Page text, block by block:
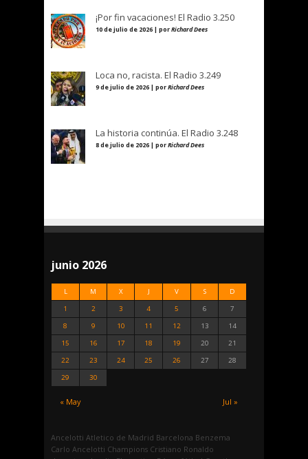
¡Por fin vacaciones! El Radio 3.250
10 de julio de 2026 | porRichard Dees
Loca no, racista. El Radio 3.249
9 de julio de 2026 | porRichard Dees
La historia continúa. El Radio 3.248
8 de julio de 2026 | porRichard Dees
junio 2026
L M X J V S D
« May Jul »
1 2 3 4 5 6
7
8
9 10 11 12 13
14
15
16 17 18 19 20
21
22
23 24 25 26 27
28
29
30
Ancelotti Atletico de Madrid Barcelona Benzema
Carlo Ancelotti Champions Cristiano Ronaldo